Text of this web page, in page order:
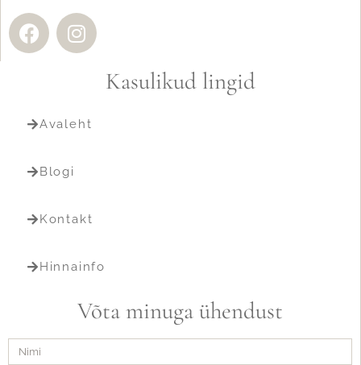
Kasulikud lingid
Avaleht
Blogi
Kontakt
Hinnainfo
Võta minuga ühendust